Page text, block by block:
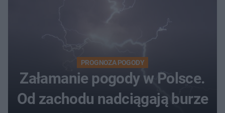
PROGNOZA POGODY
Załamanie pogody w Polsce.
Od zachodu nadciągają burze